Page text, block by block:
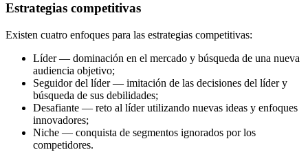
Estrategias competitivas
Existen cuatro enfoques para las estrategias competitivas:
Líder — dominación en el mercado y búsqueda de una nueva
audiencia objetivo;
Seguidor del líder — imitación de las decisiones del líder y
búsqueda de sus debilidades;
Desafiante — reto al líder utilizando nuevas ideas y enfoques
innovadores;
Niche — conquista de segmentos ignorados por los
competidores.